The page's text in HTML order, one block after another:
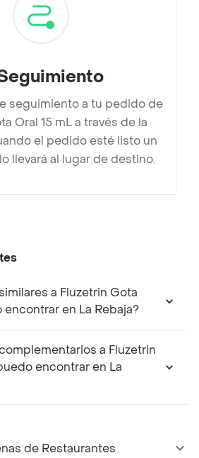
seguimiento a tu pedido de
Oral 15 mL a través de la
el pedido esté listo un
llevará al lugar de destino.
a Fluzetrin Gota
encontrar en La Rebaja?
a Fluzetrin
encontrar en La
de Restaurantes